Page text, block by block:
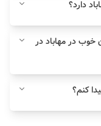
دارد؟
خوب در مهاباد در
کنم؟